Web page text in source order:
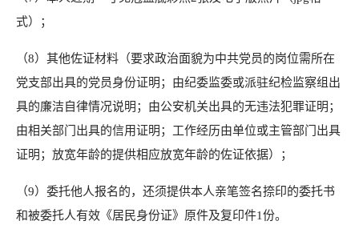
式）；
（8）其他佐证材料（要求政治面貌为中共党员的岗位需所在
党支部出具的党员身份证明；由纪委监委或派驻纪检监察组出
具的廉洁自律情况说明；由公安机关出具的无违法犯罪证明；
由相关部门出具的信用证明；工作经历由单位或主管部门出具
证明；放宽年龄的提供相应放宽年龄的佐证依据）；
（9）委托他人报名的，还须提供本人亲笔签名捺印的委托书
和被委托人有效《居民身份证》原件及复印件1份。